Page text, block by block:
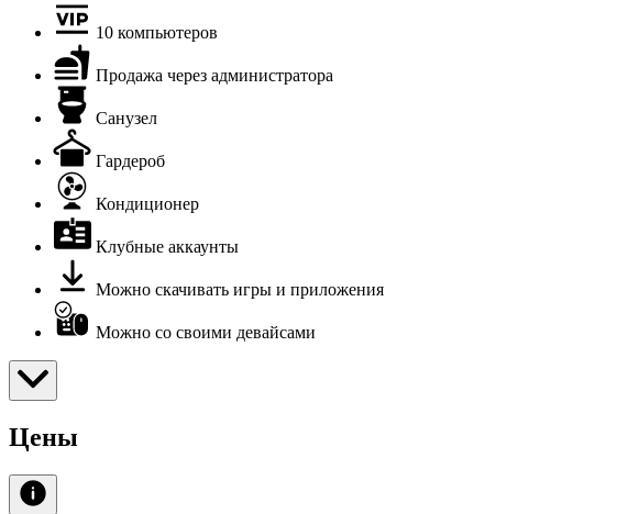
10 компьютеров
Продажа через администратора
Санузел
Гардероб
Кондиционер
Клубные аккаунты
Можно скачивать игры и приложения
Можно со своими девайсами
Цены